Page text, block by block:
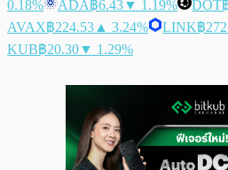
0.18%
ADA฿6.43▼ 1.19% DOT
AVAX฿224.53 ▲ 3.24% LINK฿
KUB฿20.30▼ 1.29%